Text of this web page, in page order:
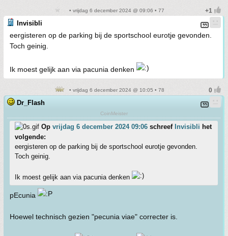
• vrijdag 6 december 2024 @ 09:06 • 77
Invisibli
eergisteren op de parking bij de sportschool eurotje gevonden.
Toch geinig.
Ik moest gelijk aan via pacunia denken
• vrijdag 6 december 2024 @ 10:05 • 78
Dr_Flash
CoinMeister
Op vrijdag 6 december 2024 09:06 schreef Invisibli het
volgende:
eergisteren op de parking bij de sportschool eurotje gevonden.
Toch geinig.
Ik moest gelijk aan via pacunia denken
pEcunia
Hoewel technisch gezien "pecunia viae" correcter is.